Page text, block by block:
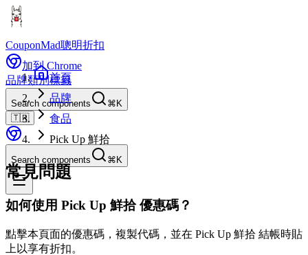
CouponMad聰明折扣
加到 Chrome
品牌類別標籤
Search components
⌘K
🇹🇼
Search components ⌘K
首頁
品牌
食品
Pick Up 鮮拾
常見問題
如何使用 Pick Up 鮮拾 優惠碼？
點擊本頁面的優惠碼，複製代碼，並在 Pick Up 鮮拾 結帳時貼
上以享有折扣。